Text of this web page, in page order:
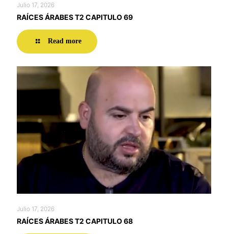
Julio 17, 2026
RAÍCES ÁRABES T2 CAPITULO 69
Read more
Julio 17, 2026
RAÍCES ÁRABES T2 CAPITULO 68